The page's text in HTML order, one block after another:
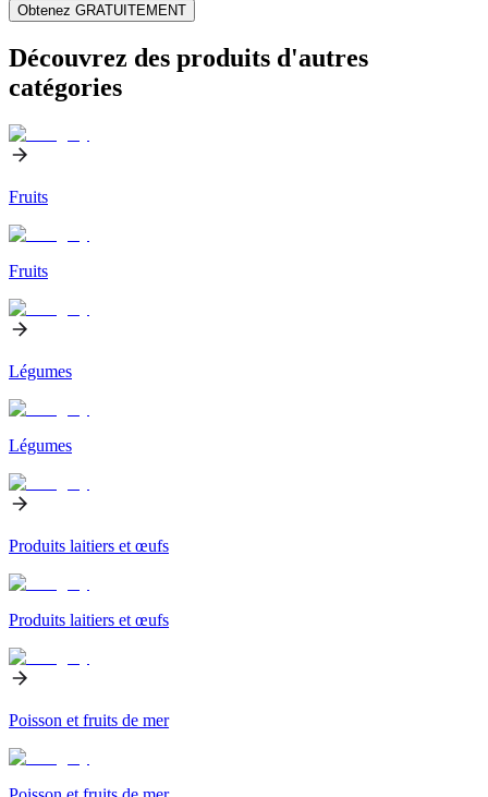
Obtenez GRATUITEMENT
Découvrez des produits d'autres
catégories
Fruits
Fruits
Légumes
Légumes
Produits laitiers et œufs
Produits laitiers et œufs
Poisson et fruits de mer